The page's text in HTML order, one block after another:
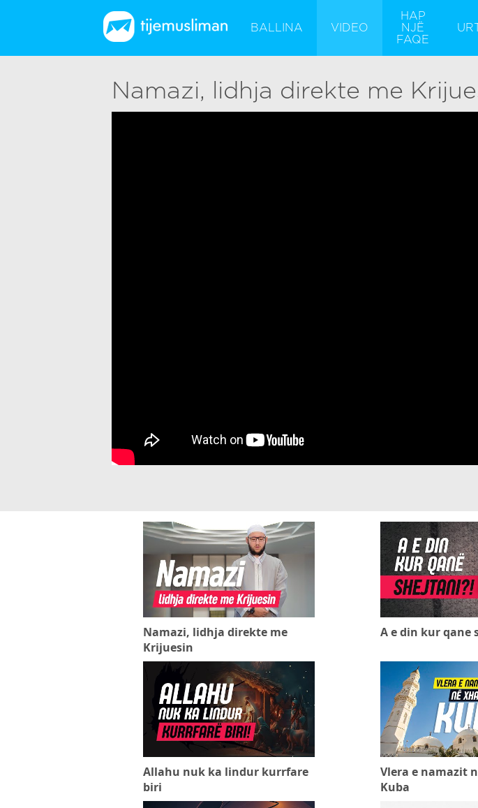
BALLINA VIDEO
HAP
NJË
FAQE
Namazi, lidhja direkte me
Namazi, lidhja direkte me
Krijuesin
A e din kur qane
Allahu nuk ka lindur kurrfare
biri
Vlera e namazit
Kuba